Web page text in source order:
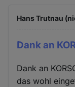
Hans Trutnau
Dank an
Dank an
das wohl